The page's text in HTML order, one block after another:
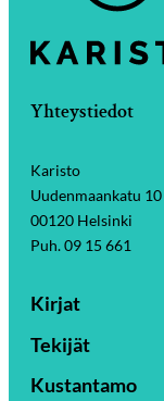
Yhteystiedot
Karisto
Uudenmaankatu 10
00120 Helsinki
Puh. 09 15 661
Kirjat
Tekijät
Kustantamo